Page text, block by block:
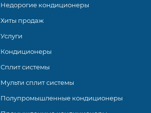
Недорогие кондиционеры
Хиты продаж
Услуги
Кондиционеры
Сплит системы
Мульти сплит системы
Полупромышленные кондиционеры